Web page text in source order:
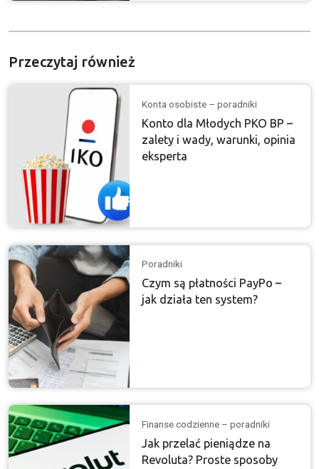
Przeczytaj również
Konta osobiste – poradniki
Konto dla Młodych PKO BP –
zalety i wady, warunki, opinia
eksperta
Poradniki
Czym są płatności PayPo –
jak działa ten system?
Finanse codzienne – poradniki
Jak przelać pieniądze na
Revoluta? Proste sposoby